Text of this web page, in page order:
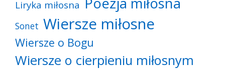
Liryka miłosna
Sonet Wiersze miłosne
Wiersze o Bogu
Wiersze o cierpieniu miłosnym